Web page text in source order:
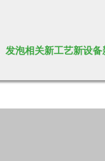
发泡相关新工艺新设备